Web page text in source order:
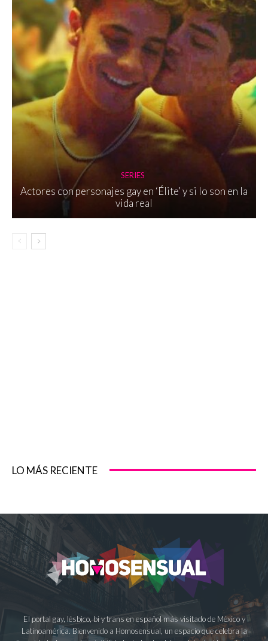
SERIES
Actores con personajes gay en ‘Élite’ y si lo son en la
vida real
LO MÁS RECIENTE
El portal gay, lésbico, bi y trans en español más visitado de México y
Latinoamérica. Bienvenido a Homosensual, un espacio que celebra la